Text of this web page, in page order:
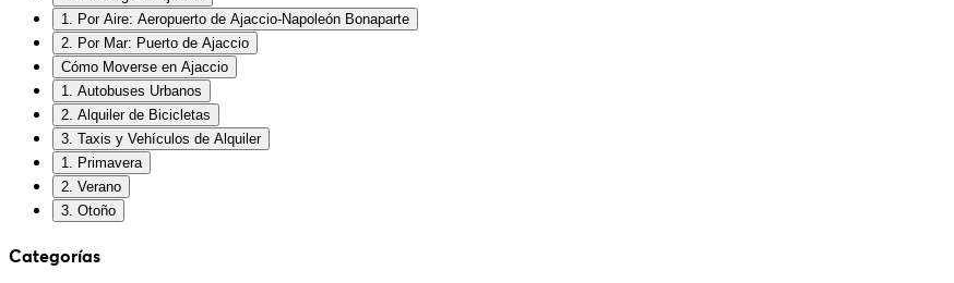
1. Por Aire: Aeropuerto de Ajaccio-Napoleón Bonaparte
2. Por Mar: Puerto de Ajaccio
Cómo Moverse en Ajaccio
1. Autobuses Urbanos
2. Alquiler de Bicicletas
3. Taxis y Vehículos de Alquiler
1. Primavera
2. Verano
3. Otoño
Categorías